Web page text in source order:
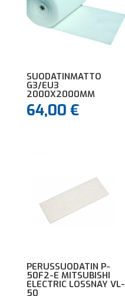
SUODATINMATTO
G3/EU3
2000X2000MM
64,00 €
PERUSSUODATIN P-
50F2-E MITSUBISHI
ELECTRIC LOSSNAY VL-
50